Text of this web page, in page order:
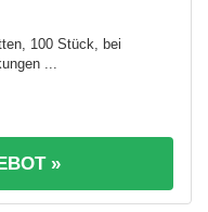
100 Stück, bei
...
»